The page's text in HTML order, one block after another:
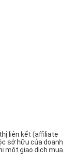
liên kết (affiliate
sở hữu của doanh
một giao dịch mua